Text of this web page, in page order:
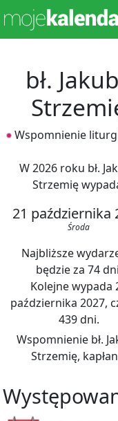
bł.
Wspomnienie
W 2026 roku bł.
Strzemię
21 października
Środa
Najbliższe
będzie za 74
Kolejne wypada
października 2027,
439 dni.
Wspomnienie bł.
Strzemię,